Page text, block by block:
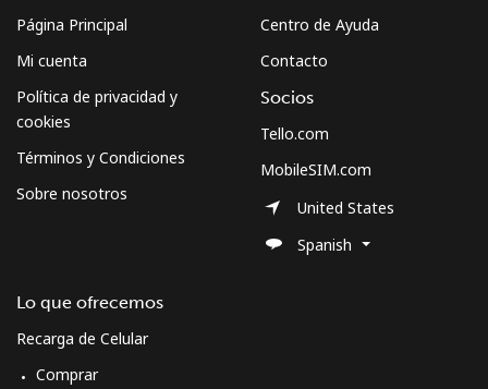
Página Principal
Mi cuenta
Política de privacidad y
cookies
Términos y Condiciones
Sobre nosotros
Lo que ofrecemos
Recarga de Celular
Comprar
Centro de Ayuda
Contacto
Socios
Tello.com
MobileSIM.com
United States
Spanish